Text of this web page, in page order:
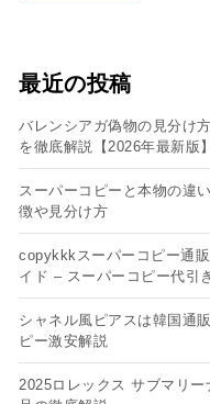
最近の投稿
バレンシアガ偽物の見分け
を徹底解説【2026年最新版】
スーパーコピーと本物の違
徴や見分け方
copykkkスーパーコピー通
イド – スーパーコピー代引き
シャネル風ピアスは韓国通
ピー​激安解説
2025ロレックス サブマリ